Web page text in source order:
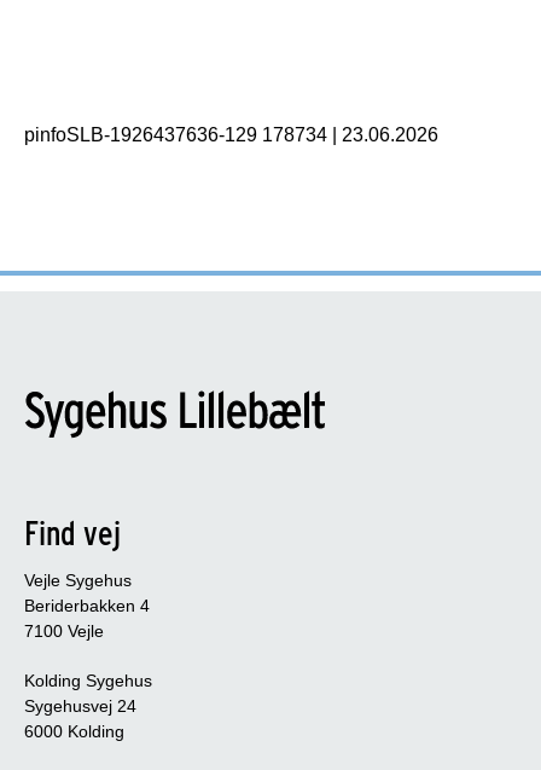
pinfoSLB-1926437636-129 178734 23.06.2026
Find vej
Vejle Sygehus
Beriderbakken 4
7100 Vejle
Kolding Sygehus
Sygehusvej 24
6000 Kolding